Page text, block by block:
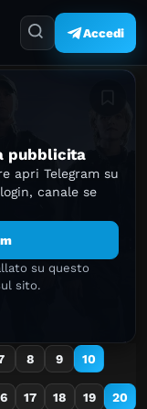
Accedi
pubblicita
apri Telegram su
canale se
su questo
sito.
8 9 10
17 18 19 20